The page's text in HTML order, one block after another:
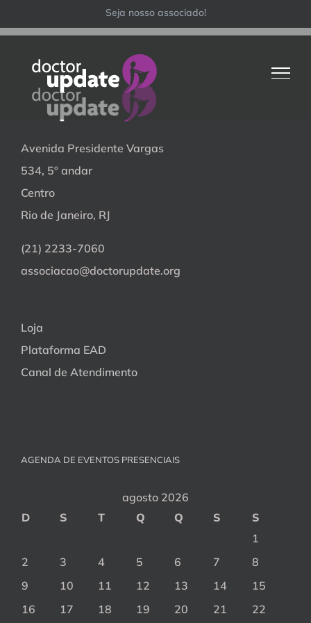
para
conteúdo
Seja nosso associado!
Avenida Presidente Vargas
534, 5º andar
Centro
Rio de Janeiro, RJ
(21) 2233-7060
associacao@doctorupdate.org
Loja
Plataforma EAD
Canal de Atendimento
AGENDA DE EVENTOS PRESENCIAIS
agosto 2026
D
S T Q Q S
S
1
2
3 4 5 6 7
8
9
10 11 12 13 14
15
16
17 18 19 20 21 22